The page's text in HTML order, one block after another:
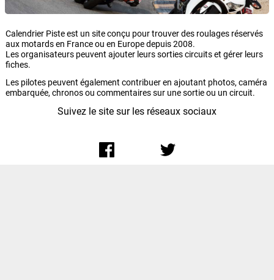
Calendrier Piste est un site conçu pour trouver des roulages réservés
aux motards en France ou en Europe depuis 2008.
Les organisateurs peuvent ajouter leurs sorties circuits et gérer leurs
fiches.
Les pilotes peuvent également contribuer en ajoutant photos, caméra
embarquée, chronos ou commentaires sur une sortie ou un circuit.
Suivez le site sur les réseaux sociaux